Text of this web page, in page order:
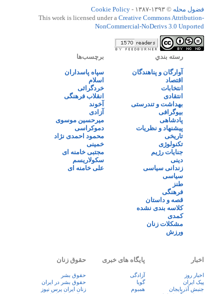
فضول محله © ۱۳۹۳-۱۳۸۷ -
Cookie Policy
This work is licensed under a Creative Commons Attribution-
NonCommercial-NoDerivs 3.0 Unported
رسته بندي
آوارگان و پناهندگان
اقتصاد
انتخابات
انتقادی
بهداشت و تندرستی
بیوگرافی
پادشاهی
پیشنهاد و نظریات
تاریخی
تکنولوژی
جنایات رژیم
دینی
زندانی سیاسی
سیاسی
طنز
فرهنگی
قصه و داستان
کلاسه بندی نشده
کمدی
مشکلات زنان
ورزش
برچسب‌ها
سپاه پاسداران
اسلام
خردگرائی
انقلاب فرهنگی
آخوند
آزادی
میرحسین موسوی
دموکراسی
محمود احمدی نژاد
خمینی
مجتبی خامنه ای
سکولاریسم
علی خامنه ای
اخبار
اخبار روز
پيک ايران
جنبش آذربایجان
پایگاه های خبری
آزادگی
گویا
همبوم
حقوق زنان
حقوق بشر
حقوق بشر در ایران
زنان ايران پرس نيوز